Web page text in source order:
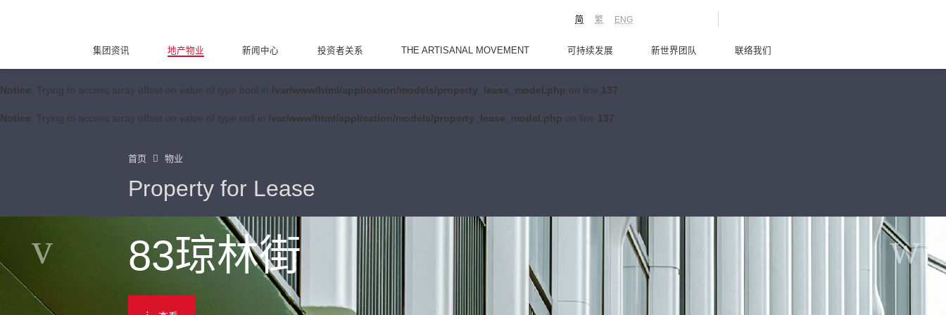
Notice: Trying to access array offset on value of type bool in /var/www/html/application/models/property_lease_model.php on line 137
Notice: Trying to access array offset on value of type null in /var/www/html/application/models/property_lease_model.php on line 137
ENG
繁
简
集团资讯 地产物业 新闻中心 投资者关系 THE ARTISANAL MOVEMENT 可持续发展 新世界团队 联络我们
首页 物业
Property for Lease
83琼林街